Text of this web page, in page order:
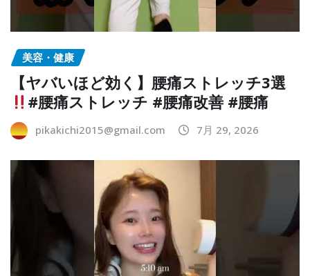
美容・健康
【ヤバいほど効く】腰痛ストレッチ3選
#腰痛ストレッチ #腰痛改善 #腰痛
pikakichi2015@gmail.com 7月 29, 2026